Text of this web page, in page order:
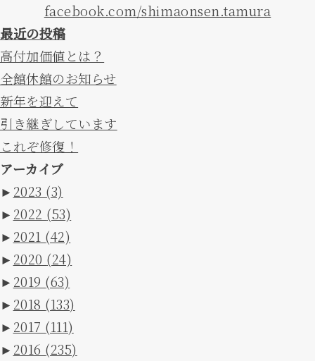
facebook.com/shimaonsen.tamura
最近の投稿
高付加価値とは？
全館休館のお知らせ
新年を迎えて
引き継ぎしています
これぞ修復！
アーカイブ
► 2023 (3)
► 2022 (53)
► 2021 (42)
► 2020 (24)
► 2019 (63)
► 2018 (133)
► 2017 (111)
► 2016 (235)